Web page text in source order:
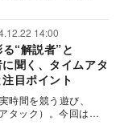
14:00
“解説者”と
聞く、タイムアタ
目ポイント
時間を競う遊び、
タック）。今回はそ
“解説者”・ぼぶそんに